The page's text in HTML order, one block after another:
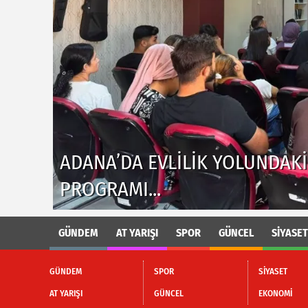
ADANA'DA KIZININ TERLIĞINI
GÖLÜNE GIREN KIŞI
GÜNDEM AT YARIŞI SPOR GÜNCEL SİYASET
GÜNDEM
AT YARIŞI
SPOR
GÜNCEL
SİYASET
EKONOMİ